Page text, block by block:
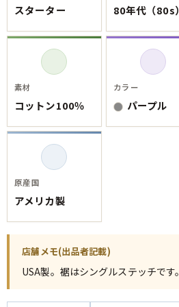
お気に入りリスト
会員登録
メルマガ登録
会社概要
古着卸売
特定商取引法に基づく表示
プライバシーポリシー
お問い合わせ
スターター 80年代（80s）
素材
コットン100％
カラー
パープル
原産国
アメリカ製
店舗メモ(出品者記載)
USA製。裾はシングルステッチです。